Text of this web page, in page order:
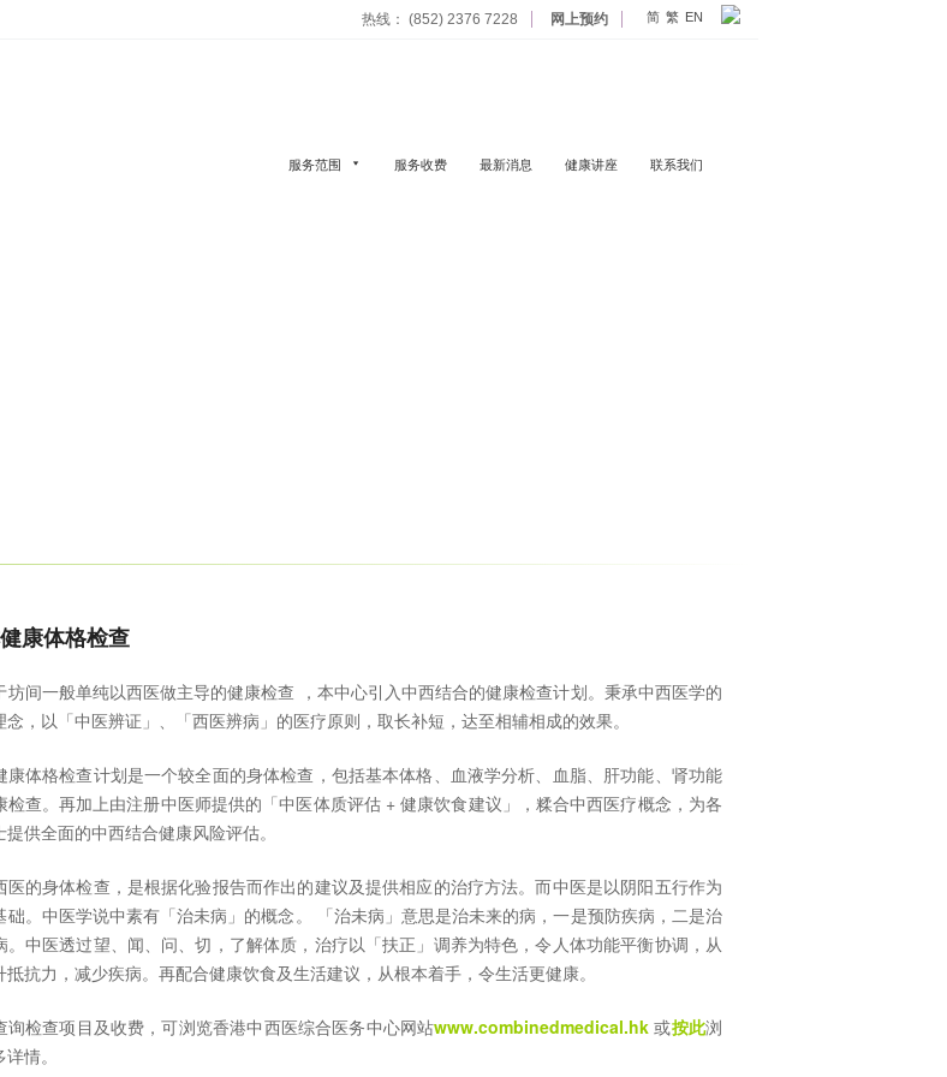
热线： (852) 2376 7228 网上预约 简 繁 EN
服务范围 服务收费 最新消息 健康讲座 联系我们
康体格检查
坊间一般单纯以西医做主导的健康检查 ，本中心引入中西结合的健康检查计划。秉承中西医学的
念，以「中医辨证」、「西医辨病」的医疗原则，取长补短，达至相辅相成的效果。
康体格检查计划是一个较全面的身体检查，包括基本体格、血液学分析、血脂、肝功能、肾功能
检查。再加上由注册中医师提供的「中医体质评估 + 健康饮食建议」，糅合中西医疗概念，为各
提供全面的中西结合健康风险评估。
医的身体检查，是根据化验报告而作出的建议及提供相应的治疗方法。而中医是以阴阳五行作为
础。中医学说中素有「治未病」的概念。 「治未病」意思是治未来的病，一是预防疾病，二是治
。中医透过望、闻、问、切，了解体质，治疗以「扶正」调养为特色，令人体功能平衡协调，从
抵抗力，减少疾病。再配合健康饮食及生活建议，从根本着手，令生活更健康。
询检查项目及收费，可浏览香港中西医综合医务中心网站www.combinedmedical.hk 或按此浏
情。